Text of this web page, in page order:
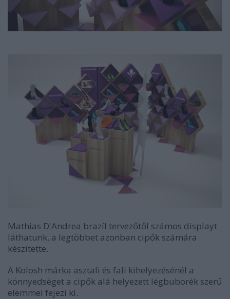
Mathias D'Andrea brazíl tervezőtől számos displayt
láthatunk, a legtöbbet azonban cipők számára
készítette.
A Kolosh márka asztali és fali kihelyezésénél a
könnyedséget a cipők alá helyezett légbuborék szerű
elemmel fejezi ki.